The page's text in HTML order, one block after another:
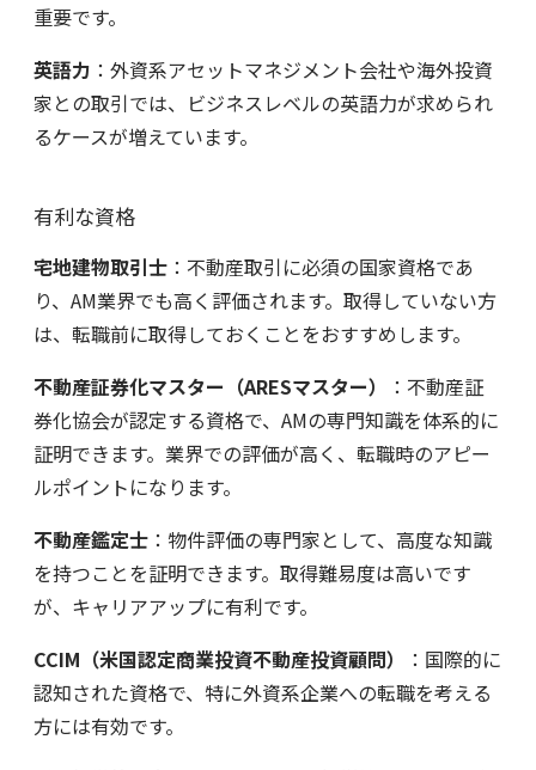
重要です。
英語力 ：外資系アセットマネジメント会社や海外投資
家との取引では、ビジネスレベルの英語力が求められ
るケースが増えています。
有利な資格
宅地建物取引士 ：不動産取引に必須の国家資格であ
り、AM業界でも高く評価されます。取得していない方
は、転職前に取得しておくことをおすすめします。
不動産証券化マスター（ARESマスター）
：不動産証
券化協会が認定する資格で、AMの専門知識を体系的に
証明できます。業界での評価が高く、転職時のアピー
ルポイントになります。
不動産鑑定士 ：物件評価の専門家として、高度な知識
を持つことを証明できます。取得難易度は高いです
が、キャリアアップに有利です。
CCIM （米国認定商業投資不動産投資顧問）
：国際的に
認知された資格で、特に外資系企業への転職を考える
方には有効です。